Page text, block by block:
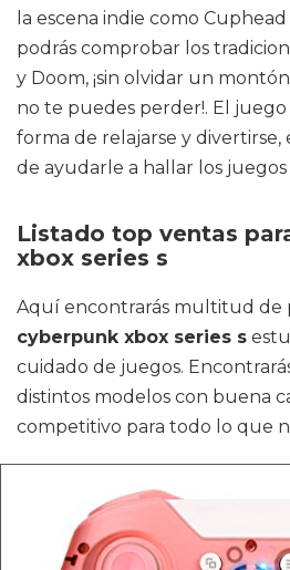
la escena indie como
podrás comprobar los
y Doom, ¡sin olvidar un
no te puedes perder!. El
forma de relajarse y divertirse,
de ayudarle a hallar los
Listado top ventas
xbox series s
Aquí encontrarás multitud de
cyberpunk xbox series s
cuidado de juegos.
distintos modelos con buena
competitivo para todo lo que